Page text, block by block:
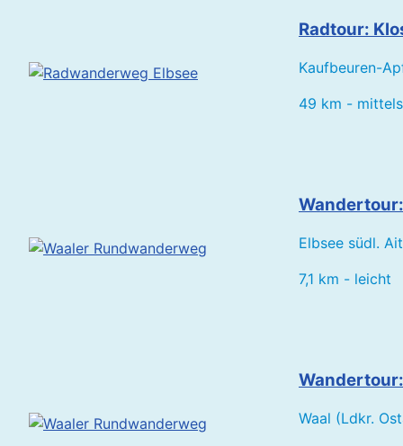
Radtour:
Kaufbeuren-
49 km -
Elbsee südl.
7,1 km - leicht
Waal (Ldkr.